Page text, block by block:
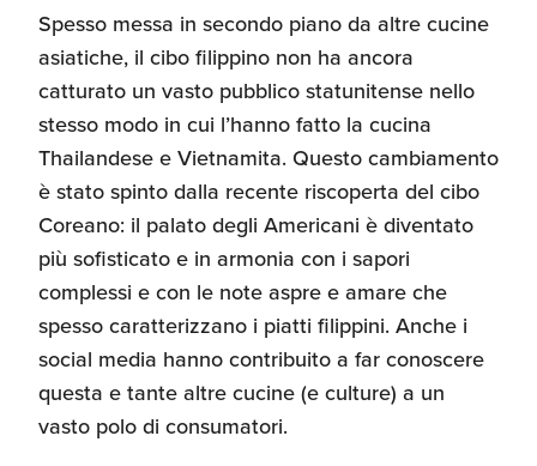
Spesso messa in secondo piano da altre cucine
asiatiche, il cibo filippino non ha ancora
catturato un vasto pubblico statunitense nello
stesso modo in cui l’hanno fatto la cucina
Thailandese e Vietnamita. Questo cambiamento
è stato spinto dalla recente riscoperta del cibo
Coreano: il palato degli Americani è diventato
più sofisticato e in armonia con i sapori
complessi e con le note aspre e amare che
spesso caratterizzano i piatti filippini. Anche i
social media hanno contribuito a far conoscere
questa e tante altre cucine (e culture) a un
vasto polo di consumatori.